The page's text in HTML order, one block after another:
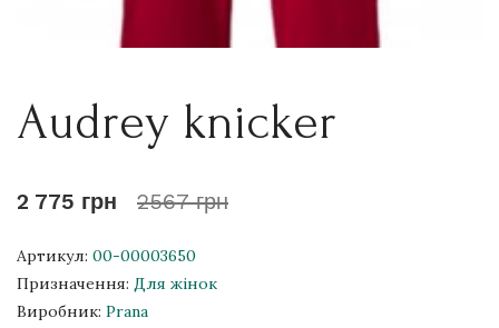
Audrey knicker
2 775 грн 2567 грн
Артикул: 00-00003650
Призначення: Для жінок
Виробник: Prana